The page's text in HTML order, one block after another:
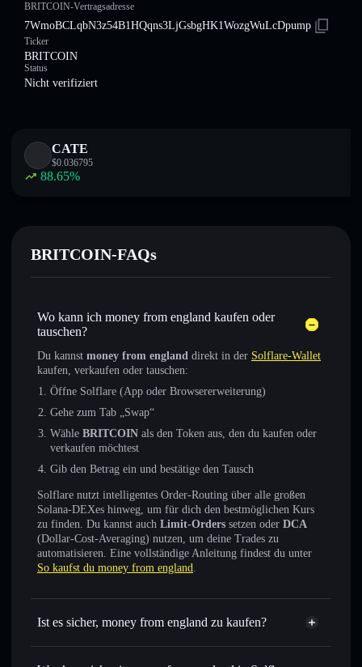
BRITCOIN-Vertragsadresse
7WmoBCLqbN3z54B1HQqns3LjGsbgHK1WozgWuLcDpump
Ticker
BRITCOIN
Status
Nicht verifiziert
CATE
$0.036795
88.65%
BRITCOIN-FAQs
Wo kann ich money from england kaufen oder
tauschen?
Du kannst money from england direkt in der Solflare-Wallet
kaufen, verkaufen oder tauschen:
Öffne Solflare (App oder Browsererweiterung)
Gehe zum Tab „Swap“
Wähle BRITCOIN als den Token aus, den du kaufen oder
verkaufen möchtest
Gib den Betrag ein und bestätige den Tausch
Solflare nutzt intelligentes Order-Routing über alle großen
Solana-DEXes hinweg, um für dich den bestmöglichen Kurs
zu finden. Du kannst auch Limit-Orders setzen oder DCA
(Dollar-Cost-Averaging) nutzen, um deine Trades zu
automatisieren. Eine vollständige Anleitung findest du unter
So kaufst du money from england.
Ist es sicher, money from england zu kaufen?
money from england
nicht